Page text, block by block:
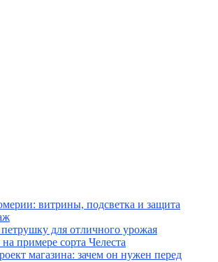
витрины, подсветка и защита
для отличного урожая
примере сорта Челеста
магазина: зачем он нужен перед